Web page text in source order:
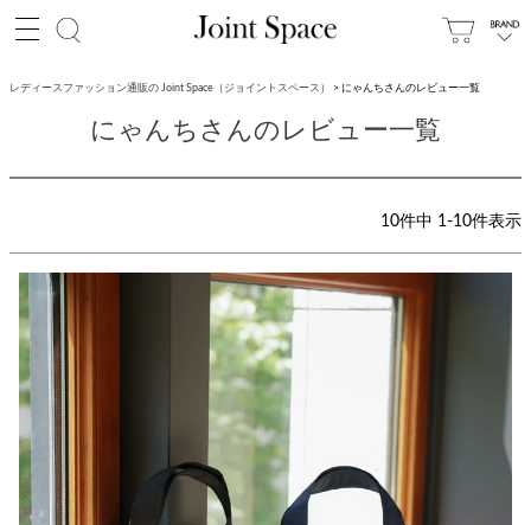
レディースファッション通販の Joint Space（ジョイントスペース） にゃんちさんのレビュー一覧
にゃんちさんのレビュー一覧
10件中 1-10件表示